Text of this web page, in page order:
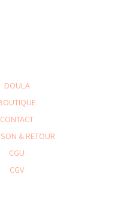
DOULA
CONTACT
& RETOUR
CGU
CGV